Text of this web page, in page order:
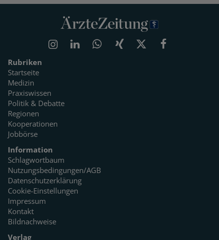
Rubriken
Startseite
Medizin
Praxiswissen
Politik & Debatte
Regionen
Kooperationen
Jobbörse
Information
Schlagwortbaum
Nutzungsbedingungen/AGB
Datenschutzerklärung
Cookie-Einstellungen
Impressum
Kontakt
Bildnachweise
Verlag